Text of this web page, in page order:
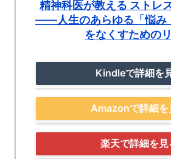
精神科医が教える ストレ
――人生のあらゆる「悩み
をなくすための
Kindleで詳細を
Amazonで詳細を
楽天で詳細を見